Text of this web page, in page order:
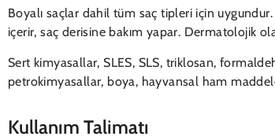
Boyalı saçlar dahil tüm saç tipleri için
içerir, saç derisine bakım yapar. Dermatolojik
Sert kimyasallar, SLES, SLS, triklosan,
petrokimyasallar, boya, hayvansal ham
Kullanım Talimatı